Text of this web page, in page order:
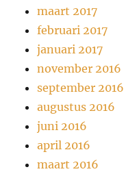
maart 2017
februari 2017
januari 2017
november 2016
september 2016
augustus 2016
juni 2016
april 2016
maart 2016